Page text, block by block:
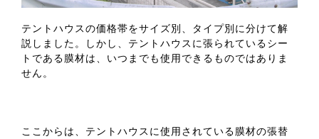
テントハウスの価格帯をサイズ別、タイプ別に分けて解
説しました。しかし、テントハウスに張られているシー
トである膜材は、いつまでも使用できるものではありま
せん。
ここからは、テントハウスに使用されている膜材の張替